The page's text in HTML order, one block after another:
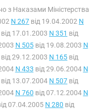
з Наказами Міністерства
N 267 від 19.04.2002 N
від 17.01.2003 N 351 від
N 505від 19.08.2003 N
від 29.12.2003 N 165 від
N 433 від 29.06.2004 N
від 13.07.2004 N 507 від
N 760 від 07.12.2004 N
07.04.2005 N 280 від